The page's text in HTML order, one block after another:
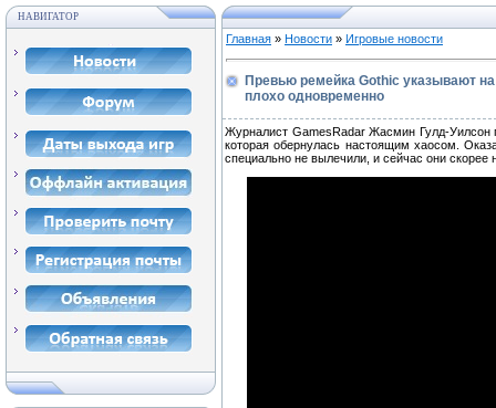
НАВИГАТОР
Главная » Новости » Игровые новости
Превью ремейка Gothic указывают
плохо одновременно
Журналист GamesRadar Жасмин Гулд-Уилсон
которая обернулась настоящим хаосом.
специально не вылечили, и сейчас они